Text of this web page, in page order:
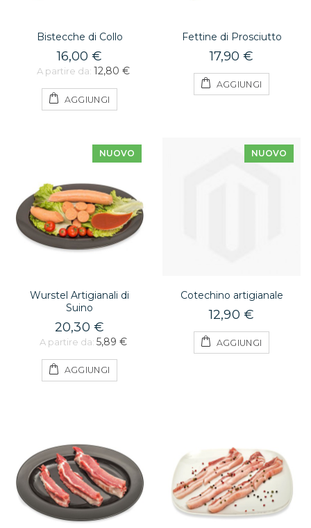
Bistecche di Collo
16,00 €
A partire da: 12,80 €
AGGIUNGI
Fettine di Prosciutto
17,90 €
AGGIUNGI
NUOVO
Wurstel Artigianali di
Suino
20,30 €
A partire da: 5,89 €
AGGIUNGI
NUOVO
Cotechino artigianale
12,90 €
AGGIUNGI